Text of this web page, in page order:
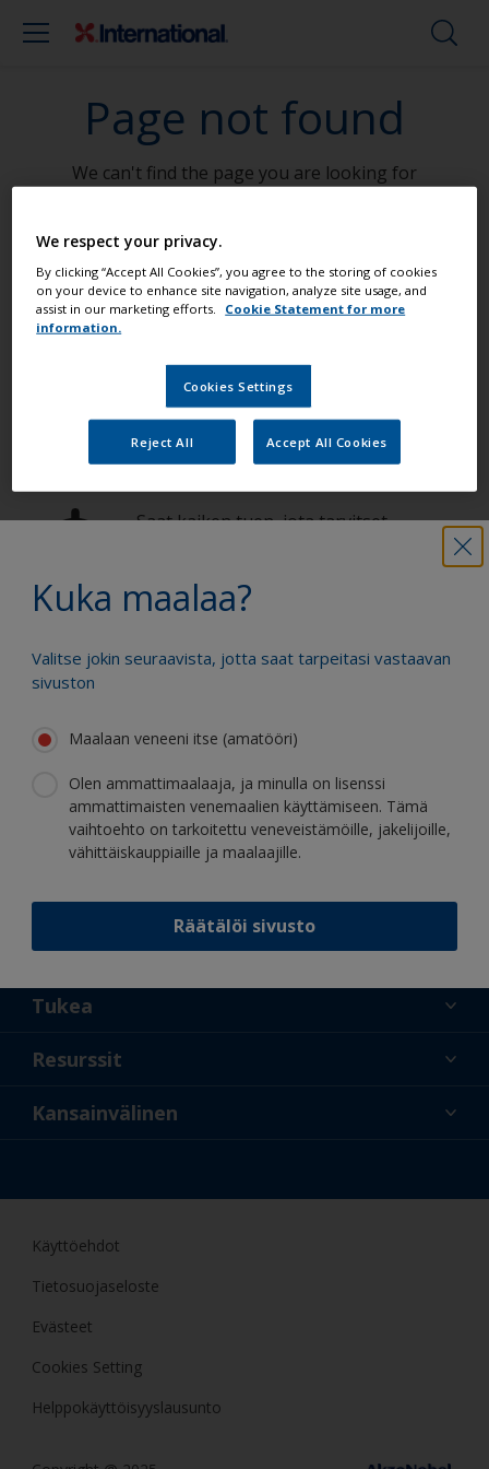
Page not found
We can't find the page you are looking for
Go To Home
Kuka maalaa?
Valitse jokin seuraavista, jotta saat tarpeitasi vastaavan
sivuston
Maalaan veneeni itse (amatööri)
Olen ammattimaalaaja, ja minulla on lisenssi
ammattimaisten venemaalien käyttämiseen. Tämä
vaihtoehto on tarkoitettu veneveistämöille, jakelijoille,
vähittäiskauppiaille ja maalaajille.
Räätälöi sivusto
Maalaa veneesi kuin ammattilainen
Etsi parhaat tuotteet, joilla voit pitää
veneesi loistokunnossa
Saat kaiken tuen, jota tarvitset
Hyödy jatkuvasta innovaatiostamme ja
tieteellisestä asiantuntemuksestamme
Seuraa Internationalia:
Tukea
Tietoa meistä
Resurssit
Uusi
Kansainvälinen
Käyttöehdot
Tietosuojaseloste
Evästeet
Cookies Setting
Helppokäyttöisyyslausunto
We respect your privacy.
By clicking “Accept All Cookies”, you agree to the storing of cookies
on your device to enhance site navigation, analyze site usage, and
assist in our marketing efforts.
Cookie Statement for more
information.
Cookies Settings
Reject All Accept All Cookies